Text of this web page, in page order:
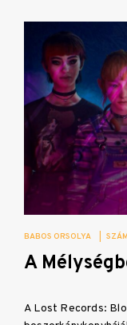
BABOS ORSOLYA
A
A Lost Records: